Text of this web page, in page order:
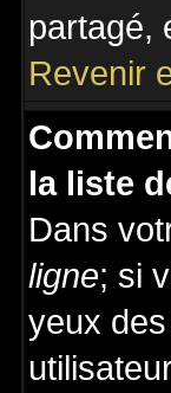
partagé,
Revenir
la liste
Dans
ligne; si
yeux